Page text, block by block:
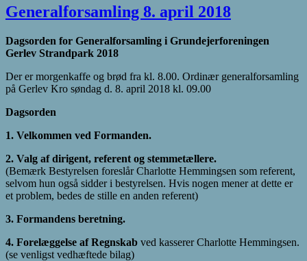
Generalforsamling 8. april 2018
Dagsorden for Generalforsamling i Grundejerforeningen
Gerlev Strandpark 2018
Der er morgenkaffe og brød fra kl. 8.00. Ordinær generalforsamling
på Gerlev Kro søndag d. 8. april 2018 kl. 09.00
Dagsorden
1. Velkommen ved Formanden.
2. Valg af dirigent, referent og stemmetællere.
(Bemærk Bestyrelsen foreslår Charlotte Hemmingsen som referent,
selvom hun også sidder i bestyrelsen. Hvis nogen mener at dette er
et problem, bedes de stille en anden referent)
3. Formandens beretning.
4. Forelæggelse af Regnskab ved kasserer Charlotte Hemmingsen.
(se venligst vedhæftede bilag)